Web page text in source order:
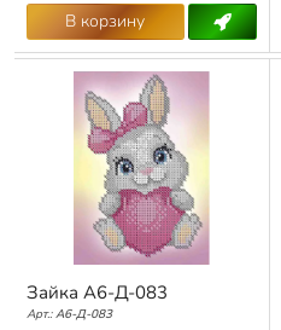
В корзину
Зайка А6-Д-083
Арт.: А6-Д-083